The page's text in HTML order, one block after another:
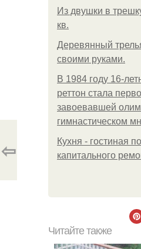
Из двушки в
кв.
Деревянный
своими руками.
В 1984 году 16-
реттон стала
завоевавшей
гимнастическом
Кухня - гостиная
капитального
⇦
Читайте также